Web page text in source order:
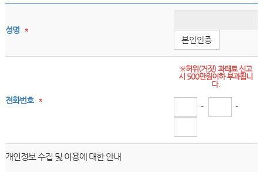
성명 *
본인인증
전화번호 *
※허위(거짓) 과태료 신고
시 500만원이하 부과됩니
다.
- -
개인정보 수집 및 이용에 대한 안내